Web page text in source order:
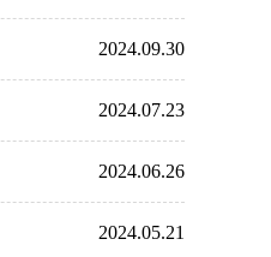
2024.09.30
2024.07.23
2024.06.26
2024.05.21